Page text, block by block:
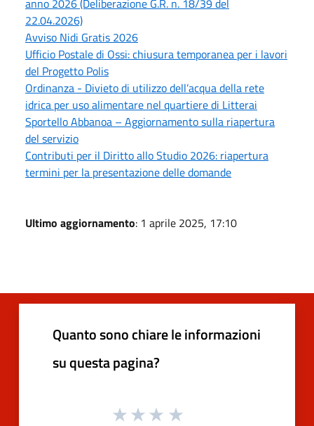
anno 2026 (Deliberazione G.R. n. 18/39 del
22.04.2026)
Avviso Nidi Gratis 2026
Ufficio Postale di Ossi: chiusura temporanea per i lavori
del Progetto Polis
Ordinanza - Divieto di utilizzo dell’acqua della rete
idrica per uso alimentare nel quartiere di Litterai
Sportello Abbanoa – Aggiornamento sulla riapertura
del servizio
Contributi per il Diritto allo Studio 2026: riapertura
termini per la presentazione delle domande
Ultimo aggiornamento: 1 aprile 2025, 17:10
Quanto sono chiare le informazioni
su questa pagina?